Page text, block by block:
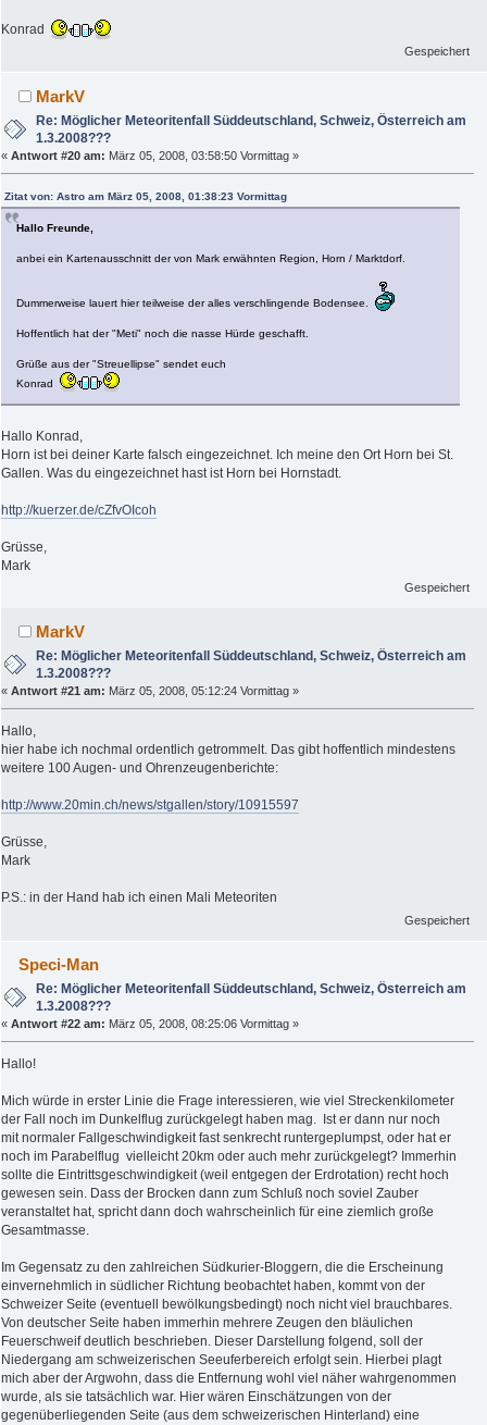
Konrad
Gespeichert
MarkV
Re: Möglicher Meteoritenfall Süddeutschland, Schweiz, Österreich am
1.3.2008???
« Antwort #20 am: März 05, 2008, 03:58:50 Vormittag »
Zitat von: Astro am März 05, 2008, 01:38:23 Vormittag
Hallo Freunde,
anbei ein Kartenausschnitt der von Mark erwähnten Region, Horn / Marktdorf.
Dummerweise lauert hier teilweise der alles verschlingende Bodensee.
Hoffentlich hat der "Meti" noch die nasse Hürde geschafft.
Grüße aus der "Streuellipse" sendet euch
Konrad
Hallo Konrad,
Horn ist bei deiner Karte falsch eingezeichnet. Ich meine den Ort Horn bei St.
Gallen. Was du eingezeichnet hast ist Horn bei Hornstadt.
http://kuerzer.de/cZfvOIcoh
Grüsse,
Mark
Gespeichert
MarkV
Re: Möglicher Meteoritenfall Süddeutschland, Schweiz, Österreich am
1.3.2008???
« Antwort #21 am: März 05, 2008, 05:12:24 Vormittag »
Hallo,
hier habe ich nochmal ordentlich getrommelt. Das gibt hoffentlich mindestens
weitere 100 Augen- und Ohrenzeugenberichte:
http://www.20min.ch/news/stgallen/story/10915597
Grüsse,
Mark
P.S.: in der Hand hab ich einen Mali Meteoriten
Gespeichert
Speci-Man
Re: Möglicher Meteoritenfall Süddeutschland, Schweiz, Österreich am
1.3.2008???
« Antwort #22 am: März 05, 2008, 08:25:06 Vormittag »
Hallo!
Mich würde in erster Linie die Frage interessieren, wie viel Streckenkilometer
der Fall noch im Dunkelflug zurückgelegt haben mag. Ist er dann nur noch
mit normaler Fallgeschwindigkeit fast senkrecht runtergeplumpst, oder hat er
noch im Parabelflug vielleicht 20km oder auch mehr zurückgelegt? Immerhin
sollte die Eintrittsgeschwindigkeit (weil entgegen der Erdrotation) recht hoch
gewesen sein. Dass der Brocken dann zum Schluß noch soviel Zauber
veranstaltet hat, spricht dann doch wahrscheinlich für eine ziemlich große
Gesamtmasse.
Im Gegensatz zu den zahlreichen Südkurier-Bloggern, die die Erscheinung
einvernehmlich in südlicher Richtung beobachtet haben, kommt von der
Schweizer Seite (eventuell bewölkungsbedingt) noch nicht viel brauchbares.
Von deutscher Seite haben immerhin mehrere Zeugen den bläulichen
Feuerschweif deutlich beschrieben. Dieser Darstellung folgend, soll der
Niedergang am schweizerischen Seeuferbereich erfolgt sein. Hierbei plagt
mich aber der Argwohn, dass die Entfernung wohl viel näher wahrgenommen
wurde, als sie tatsächlich war. Hier wären Einschätzungen von der
gegenüberliegenden Seite (aus dem schweizerischen Hinterland) eine